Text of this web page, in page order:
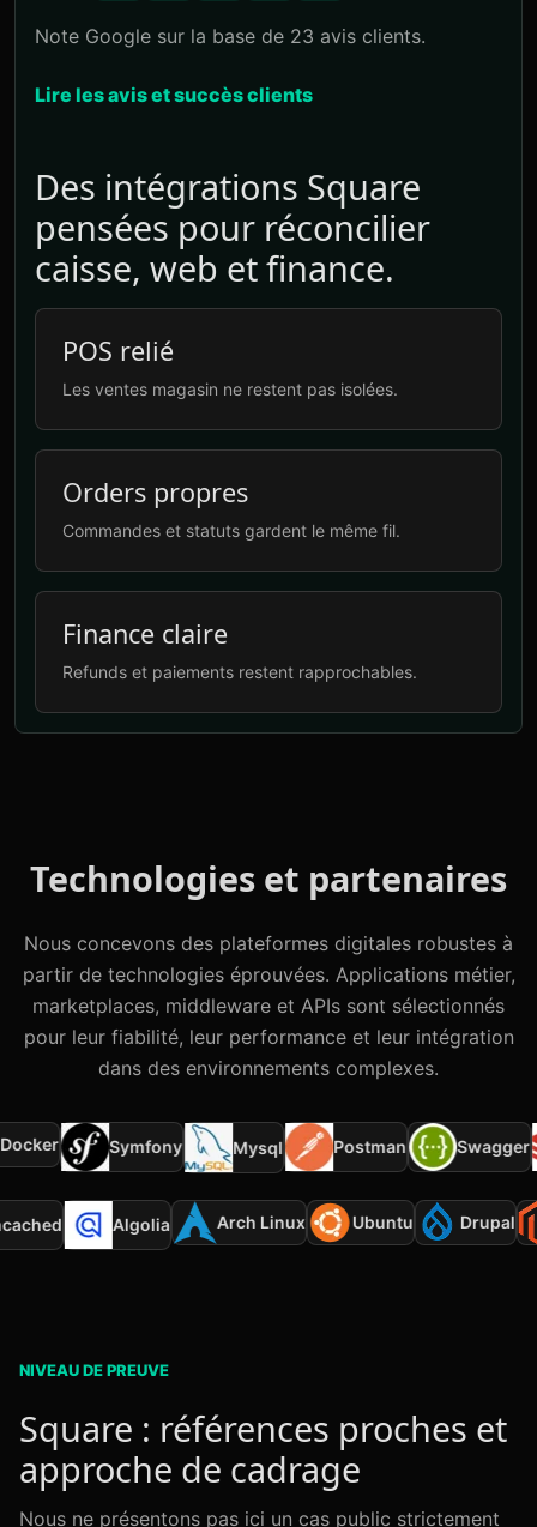
Note Google sur la base de 23 avis clients.
Lire les avis et succès clients
Des intégrations Square
pensées pour réconcilier
caisse, web et finance.
POS relié
Les ventes magasin ne restent pas isolées.
Orders propres
Commandes et statuts gardent le même fil.
Finance claire
Refunds et paiements restent rapprochables.
Technologies et partenaires
Nous concevons des plateformes digitales robustes à
partir de technologies éprouvées. Applications métier,
marketplaces, middleware et APIs sont sélectionnés
pour leur fiabilité, leur performance et leur intégration
dans des environnements complexes.
Symfony Mysql Postman Swagger
Algolia Arch Linux Ubuntu Drupal
NIVEAU DE PREUVE
Square : références proches et
approche de cadrage
Nous ne présentons pas ici un cas public strictement